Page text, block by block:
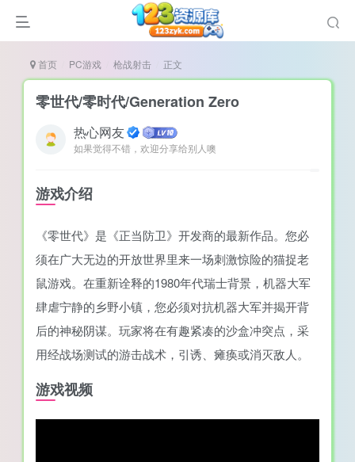
（摸鱼游戏）
首页 PC游戏 枪战射击 正文
零世代/零时代/Generation Zero
热心网友
如果觉得不错，欢迎分享给别人噢
游戏介绍
《零世代》是《正当防卫》开发商的最新作品。您必
须在广大无边的开放世界里来一场刺激惊险的猫捉老
鼠游戏。在重新诠释的1980年代瑞士背景，机器大军
肆虐宁静的乡野小镇，您必须对抗机器大军并揭开背
后的神秘阴谋。玩家将在有趣紧凑的沙盒冲突点，采
用经战场测试的游击战术，引诱、瘫痪或消灭敌人。
游戏视频